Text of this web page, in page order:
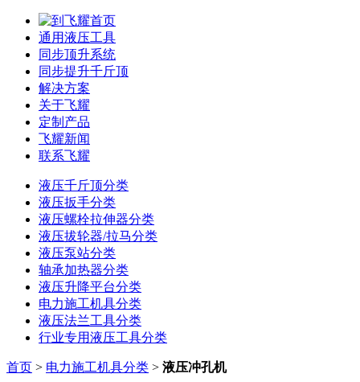
通用液压工具
同步顶升系统
同步提升千斤顶
解决方案
关于飞耀
定制产品
飞耀新闻
联系飞耀
液压千斤顶分类
液压扳手分类
液压螺栓拉伸器分类
液压拔轮器/拉马分类
液压泵站分类
轴承加热器分类
液压升降平台分类
电力施工机具分类
液压法兰工具分类
行业专用液压工具分类
首页 > 电力施工机具分类 > 液压冲孔机